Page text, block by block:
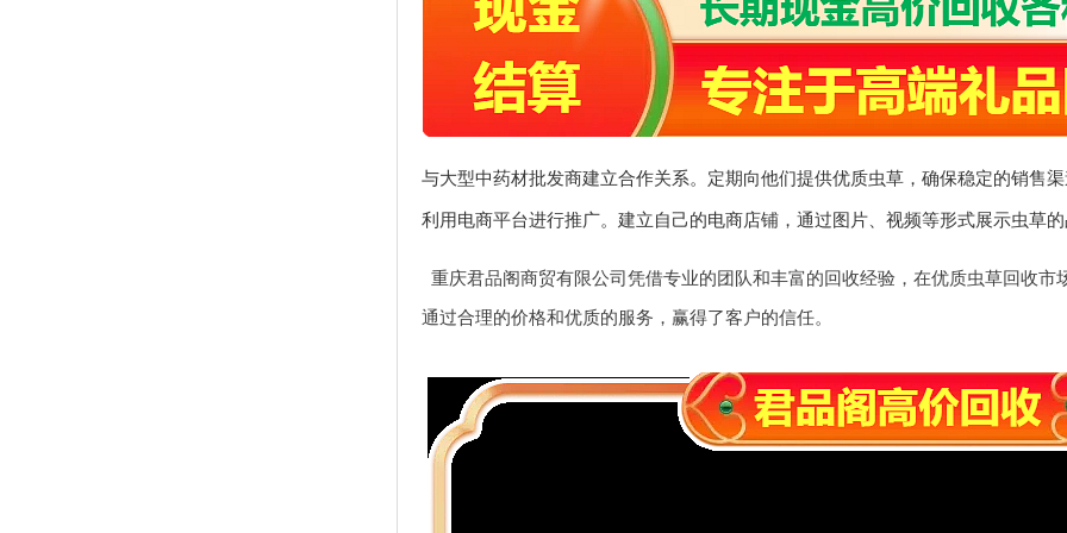
与大型中药材批发商建立合作关系。定期向他们提供优质虫草，确保稳定的销售
利用电商平台进行推广。建立自己的电商店铺，通过图片、视频等形式展示虫草
重庆君品阁商贸有限公司凭借专业的团队和丰富的回收经验，在优质虫草回收
通过合理的价格和优质的服务，赢得了客户的信任。